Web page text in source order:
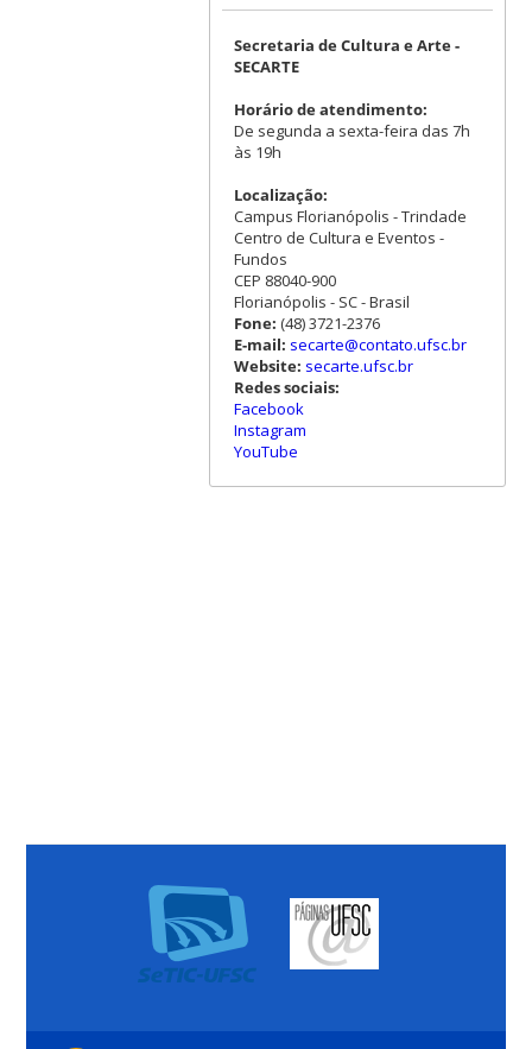
Secretaria de Cultura e Arte -
SECARTE
Horário de atendimento:
De segunda a sexta-feira das 7h
às 19h
Localização:
Campus Florianópolis - Trindade
Centro de Cultura e Eventos -
Fundos
CEP 88040-900
Florianópolis - SC - Brasil
Fone: (48) 3721-2376
E-mail: secarte@contato.ufsc.br
Website: secarte.ufsc.br
Redes sociais:
Facebook
Instagram
YouTube